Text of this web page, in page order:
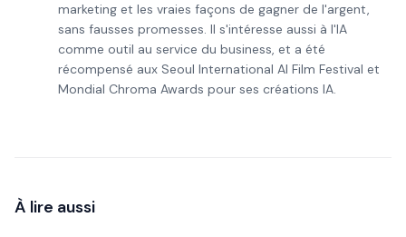
marketing et les vraies façons de gagner de l'argent,
sans fausses promesses. Il s'intéresse aussi à l'IA
comme outil au service du business, et a été
récompensé aux Seoul International AI Film Festival et
Mondial Chroma Awards pour ses créations IA.
À lire aussi